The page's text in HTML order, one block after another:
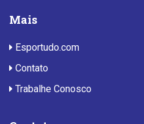
Mais
Esportudo.com
Contato
Trabalhe Conosco